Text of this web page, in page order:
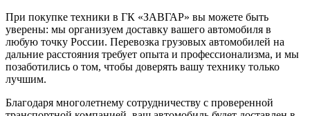
При покупке техники в ГК «ЗАВГАР» вы можете быть
уверены: мы организуем доставку вашего автомобиля в
любую точку России. Перевозка грузовых автомобилей на
дальние расстояния требует опыта и профессионализма, и мы
позаботились о том, чтобы доверять вашу технику только
лучшим.
Благодаря многолетнему сотрудничеству с проверенной